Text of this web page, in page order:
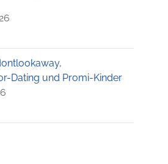
Dating und Promi-Kinder